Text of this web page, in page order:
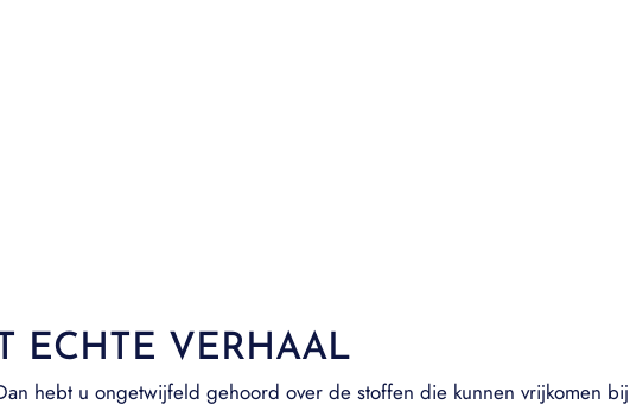
ECHTE VERHAAL
hebt u ongetwijfeld gehoord over de stoffen die kunnen vrijkomen